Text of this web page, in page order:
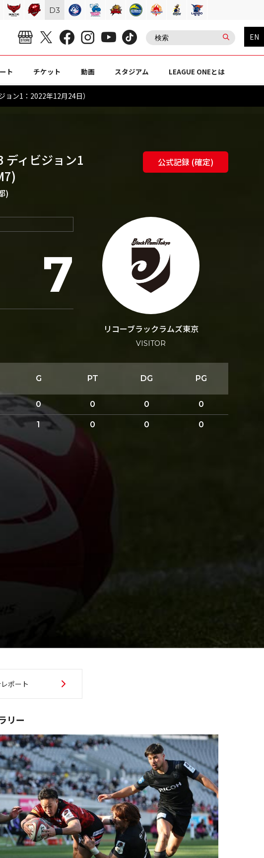
EN
ト チケット 動画 スタジアム LEAGUE ONEとは
ン1：2022年12月24日）
ディビジョン1
)
公式記録 (確定)
リコーブラックラムズ東京
VISITOR
7
G PT DG PG
0 0 0 0
1 0 0 0
ポート
リー
D3